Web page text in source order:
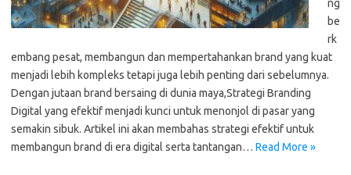
ng
be
rk
embang pesat, membangun dan mempertahankan brand yang kuat
menjadi lebih kompleks tetapi juga lebih penting dari sebelumnya.
Dengan jutaan brand bersaing di dunia maya,Strategi Branding
Digital yang efektif menjadi kunci untuk menonjol di pasar yang
semakin sibuk. Artikel ini akan membahas strategi efektif untuk
membangun brand di era digital serta tantangan… Read More »